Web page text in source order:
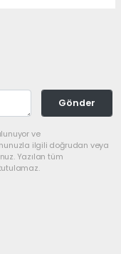
Gönder
ve
ilgili doğrudan veya
Yazılan tüm